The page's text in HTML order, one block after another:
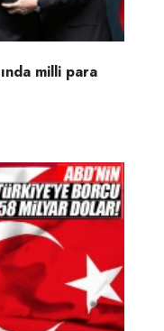
milli para